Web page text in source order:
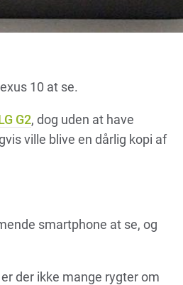
10 at se.
G2, dog uden at have
ville blive en dårlig kopi af
smartphone at se, og
der ikke mange rygter om